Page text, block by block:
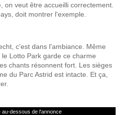
on veut être accueilli correctement.
doit montrer l'exemple.
c'est dans l'ambiance. Même
Lotto Park garde ce charme
chants résonnent fort. Les sièges
du Parc Astrid est intacte. Et ça,
au-dessous de l'annonce